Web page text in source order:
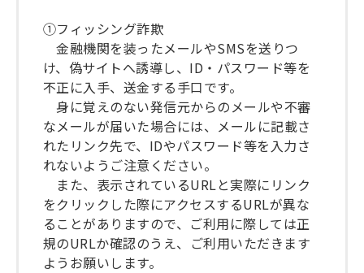
①フィッシング詐欺
金融機関を装ったメールやSMSを送りつ
け、偽サイトへ誘導し、ID・パスワード等を
不正に入手、送金する手口です。
身に覚えのない発信元からのメールや不審
なメールが届いた場合には、メールに記載さ
れたリンク先で、IDやパスワード等を入力さ
れないようご注意ください。
また、表示されているURLと実際にリンク
をクリックした際にアクセスするURLが異な
ることがありますので、ご利用に際しては正
規のURLか確認のうえ、ご利用いただきます
ようお願いします。